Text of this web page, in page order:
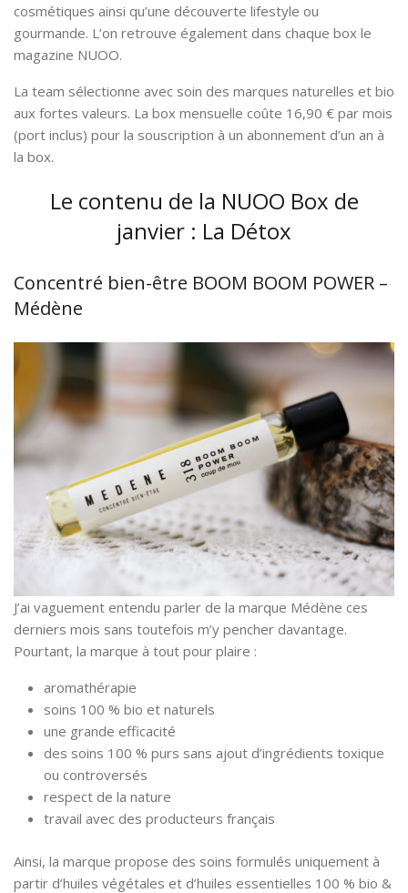
cosmétiques ainsi qu’une découverte lifestyle ou
gourmande. L’on retrouve également dans chaque box le
magazine NUOO.
La team sélectionne avec soin des marques naturelles et bio
aux fortes valeurs. La box mensuelle coûte 16,90 € par mois
(port inclus) pour la souscription à un abonnement d’un an à
la box.
Le contenu de la NUOO Box de
janvier : La Détox
Concentré bien-être BOOM BOOM POWER –
Médène
J’ai vaguement entendu parler de la marque Médène ces
derniers mois sans toutefois m’y pencher davantage.
Pourtant, la marque à tout pour plaire :
aromathérapie
soins 100 % bio et naturels
une grande efficacité
des soins 100 % purs sans ajout d’ingrédients toxique
ou controversés
respect de la nature
travail avec des producteurs français
Ainsi, la marque propose des soins formulés uniquement à
partir d’huiles végétales et d’huiles essentielles 100 % bio &